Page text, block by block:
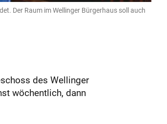
Der Raum im Wellinger Bürgerhaus soll auch
des Wellinger
wöchentlich, dann